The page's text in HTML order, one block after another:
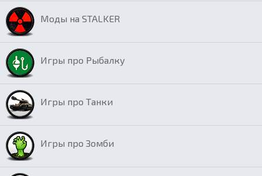
Моды на STALKER
Игры про Рыбалку
Игры про Танки
Игры про Зомби